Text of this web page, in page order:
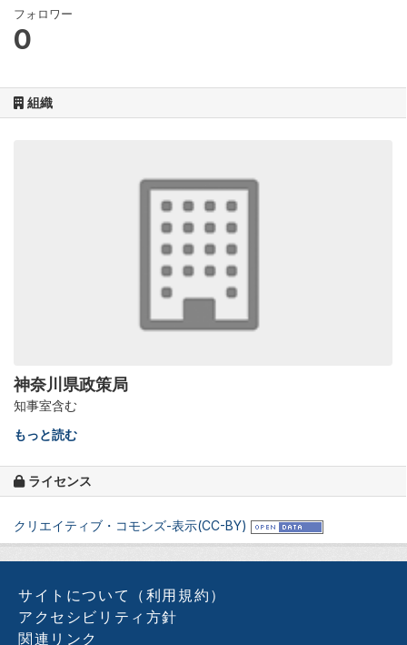
フォロワー
0
組織
神奈川県政策局
知事室含む
もっと読む
ライセンス
クリエイティブ・コモンズ-表示(CC-BY)
サイトについて（利用規約）
アクセシビリティ方針
関連リンク